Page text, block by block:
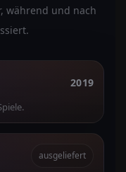
während und nach
2019
ausgeliefert